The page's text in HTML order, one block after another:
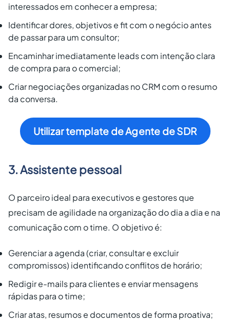
interessados em conhecer a empresa;
Identificar dores, objetivos e fit com o negócio antes
de passar para um consultor;
Encaminhar imediatamente leads com intenção clara
de compra para o comercial;
Criar negociações organizadas no CRM com o resumo
da conversa.
Utilizar template de Agente de SDR
3. Assistente pessoal
O parceiro ideal para executivos e gestores que
precisam de agilidade na organização do dia a dia e na
comunicação com o time. O objetivo é:
Gerenciar a agenda (criar, consultar e excluir
compromissos) identificando conflitos de horário;
Redigir e-mails para clientes e enviar mensagens
rápidas para o time;
Criar atas, resumos e documentos de forma proativa;